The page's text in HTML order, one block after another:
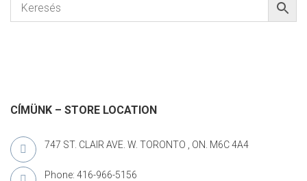
CÍMÜNK – STORE LOCATION
747 ST. CLAIR AVE. W. TORONTO , ON. M6C 4A4
Phone: 416-966-5156